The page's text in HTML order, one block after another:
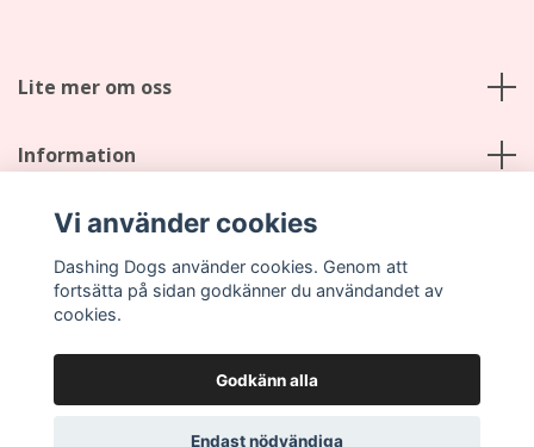
Lite mer om oss
Information
Sociala medier
© 2026 Dashing Dogs
Vi använder cookies
Dashing Dogs använder cookies. Genom att
fortsätta på sidan godkänner du användandet av
cookies.
Godkänn alla
Endast nödvändiga